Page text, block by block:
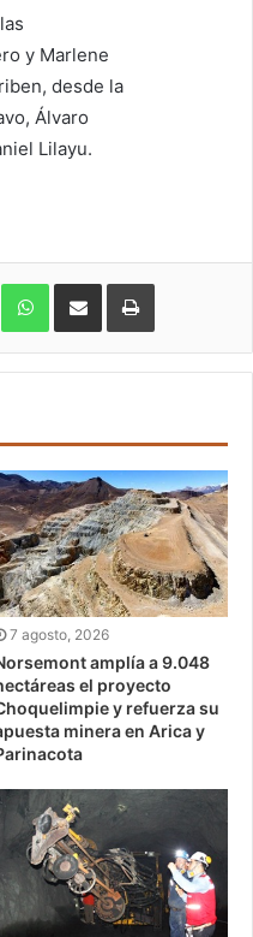
y Marlene
desde la
Álvaro
Lilayu.
Pinterest WhatsApp
7 agosto, 2026
amplía a 9.048
el proyecto
y refuerza su
minera en Arica y